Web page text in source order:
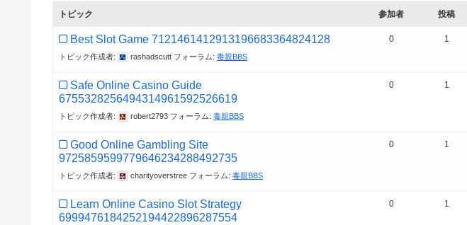
トピック 参加者 投稿
Best Slot Game 7121461412913196683364824128
トピック作成者: rashadscutt フォーラム: 毒親BBS
0 1
Safe Online Casino Guide
6755328256494314961592526619
トピック作成者: robert2793 フォーラム: 毒親BBS
0 1
Good Online Gambling Site
9725859599779646234288492735
トピック作成者: charityoverstree フォーラム: 毒親BBS
0 1
Learn Online Casino Slot Strategy
6999476184252194422896287554
0 1